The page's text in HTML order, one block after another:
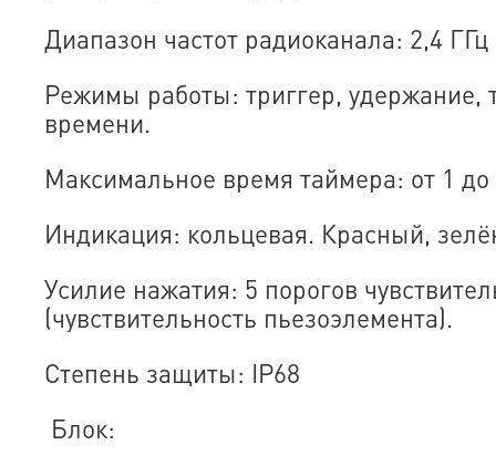
Диапазон частот радиоканала: 2,4 ГГц
Режимы работы: триггер, удержание,
времени.
Максимальное время таймера: от 1 до
Индикация: кольцевая. Красный,
Усилие нажатия: 5 порогов
(чувствительность пьезоэлемента).
Степень защиты: IP68
Блок: